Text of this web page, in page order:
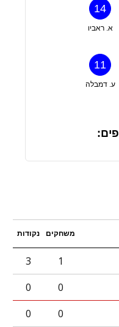
14
א. ראביו
11
ע. דמבלה
משחקים נקודות
1
3
0
0
0
0